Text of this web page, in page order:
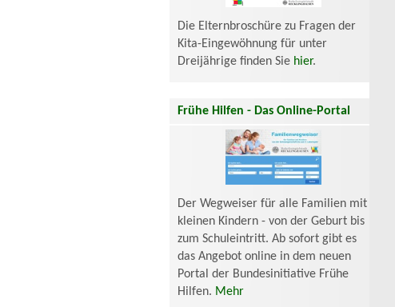
Die Elternbroschüre zu Fragen der
Kita-Eingewöhnung für unter
Dreijährige finden Sie hier.
Frühe Hilfen - Das Online-Portal
Der Wegweiser für alle Familien mit
kleinen Kindern - von der Geburt bis
zum Schuleintritt. Ab sofort gibt es
das Angebot online in dem neuen
Portal der Bundesinitiative Frühe
Hilfen. Mehr